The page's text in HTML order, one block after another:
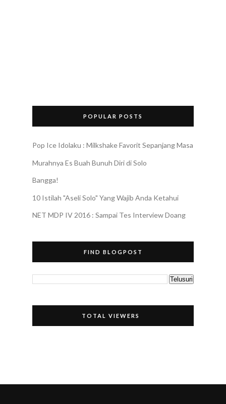
POPULAR POSTS
Pop Ice Idolaku : Milkshake Favorit Sepanjang Masa
Murahnya Es Buah Bunuh Diri di Solo
Bangga!
10 Istilah "Aseli Solo" Yang Wajib Anda Ketahui
NET MDP IV 2016 : Sampai Tes Interview Doang
FIND BLOGPOST
TOTAL VIEWERS